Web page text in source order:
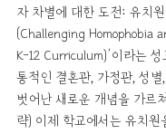
자 차별에 대한 도전: 유치
(Challenging Homophobia
K-12 Curriculum)’이라는
통적인 결혼관, 가정관, 성별
벗어난 새로운 개념을 가르
략) 이제 학교에서는 유치